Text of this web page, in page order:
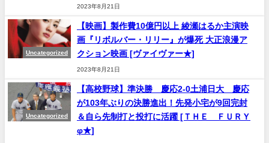
2023年8月21日
Uncategorized
【映画】製作費10億円以上 綾瀬はるか主演映
画『リボルバー・リリー』が爆死 大正浪漫ア
クション映画 [ヴァイヴァー★]
2023年8月21日
Uncategorized
【高校野球】準決勝 慶応2-0土浦日大 慶応
が103年ぶりの決勝進出！先発小宅が9回完封
＆自ら先制打と投打に活躍 [ＴＨＥ ＦＵＲＹ
φ★]